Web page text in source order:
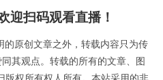
迎扫码观看直播！
的原创文章之外，转载内容只为传
其观点。转载的所有的文章、图
版权所有权人所有。本站采用的非